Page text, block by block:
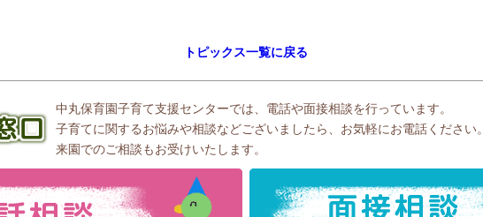
トピックス一覧に戻る
中丸保育園子育て支援センターでは、電話や面接相談を行っています。
子育てに関するお悩みや相談などございましたら、お気軽にお電話ください。
来園でのご相談もお受けいたします。